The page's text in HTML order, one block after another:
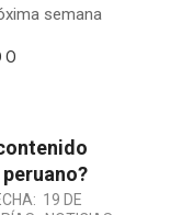
semana
19 DE